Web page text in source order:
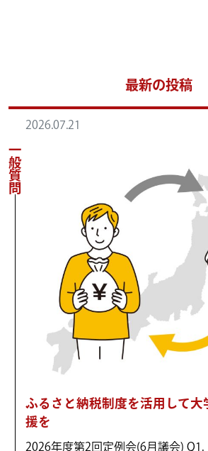
最新の投稿
2026.07.21
一般質問
ふるさと納税制度を活用して大
援を
2026年度第2回定例会(6月議会)